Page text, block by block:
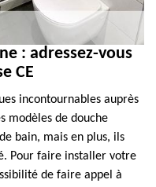
: adressez-vous
CE
incontournables auprès
modèles de douche
bain, mais en plus, ils
Pour faire installer votre
de faire appel à